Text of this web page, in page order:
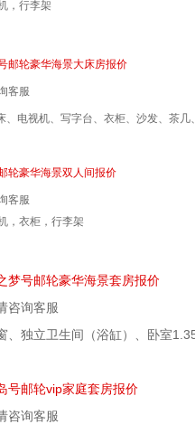
，行李架
邮轮豪华海景大床房报价
客服
、电视机、写字台、衣柜、沙发、茶几
轮豪华海景双人间报价
客服
，衣柜，行李架
梦号邮轮豪华海景套房报价
咨询客服
、独立卫生间（浴缸）、卧室
号邮轮vip家庭套房报价
咨询客服